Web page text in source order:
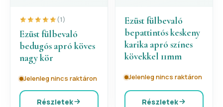
(1)
Ezüst fülbevaló
bedugós apró köves
nagy kör
Jelenleg nincs raktáron
Részletek
Ezüst fülbevaló
bepattintós keskeny
karika apró színes
kövekkel 11mm
Jelenleg nincs raktáron
Részletek